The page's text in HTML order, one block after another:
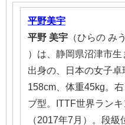
平野美宇
平野 美宇 （ひらの み
）は、静岡県沼津市
出身の、日本の女子卓
158cm、体重45kg。
ブ型。ITTF世界ラン
（2017年7月）。段